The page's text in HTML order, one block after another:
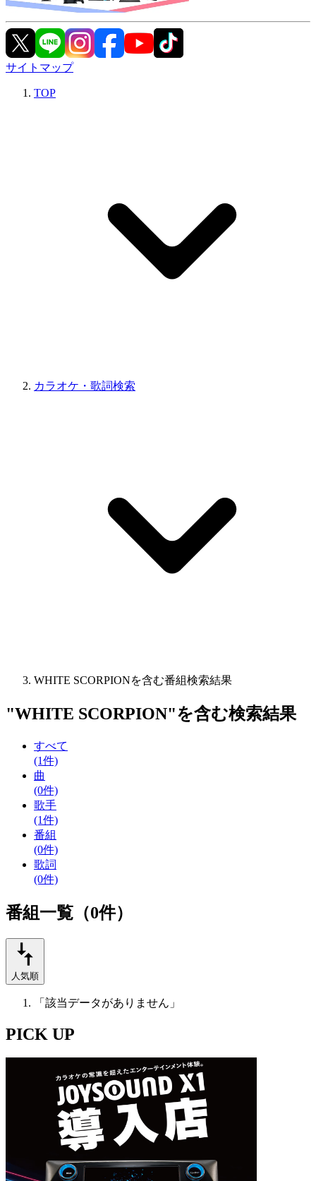
サイトマップ
TOP
カラオケ・歌詞検索
WHITE SCORPIONを含む番組検索結果
"WHITE SCORPION"を含む検索結果
すべて
(1件)
曲
(0件)
歌手
(1件)
番組
(0件)
歌詞
(0件)
番組一覧（0件）
人気順
「該当データがありません」
PICK UP